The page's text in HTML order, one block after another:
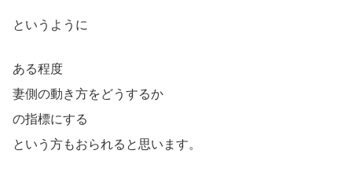
というように
ある程度
妻側の動き方をどうするか
の指標にする
という方もおられると思います。